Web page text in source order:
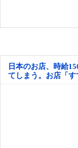
日本のお店、時給
てしまう。お店「す